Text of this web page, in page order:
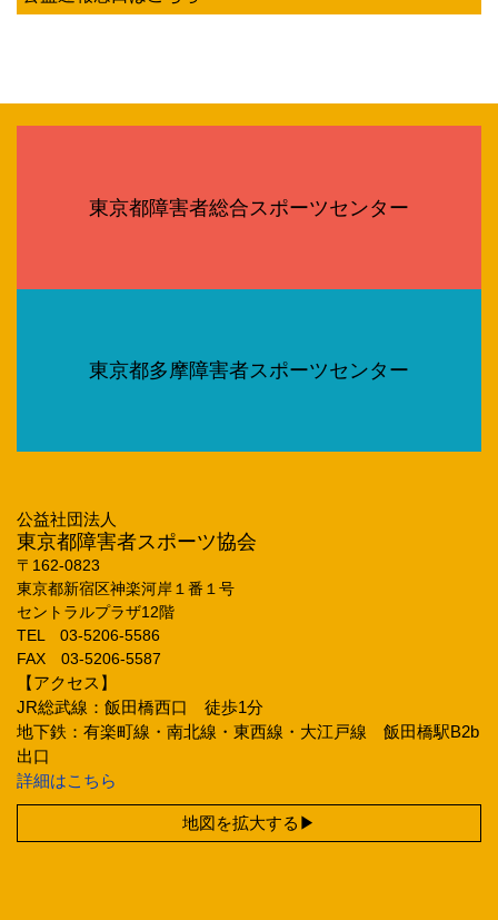
東京都障害者総合スポーツセンター
東京都多摩障害者スポーツセンター
公益社団法人
東京都障害者スポーツ協会
〒162‐0823
東京都新宿区神楽河岸１番１号
セントラルプラザ12階
TEL 03‐5206‐5586
FAX 03‐5206‐5587
【アクセス】
JR総武線：飯田橋西口 徒歩1分
地下鉄：有楽町線・南北線・東西線・大江戸線 飯田橋駅B2b
出口
詳細はこちら
地図を拡大する